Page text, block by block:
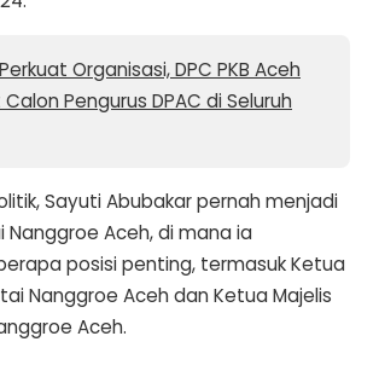
Perkuat Organisasi, DPC PKB Aceh
Pengurus DPAC di Seluruh
Sayuti Abubakar pernah menjadi
Aceh, di mana ia
posisi penting, termasuk Ketua
Nanggroe Aceh dan Ketua Majelis
Aceh.